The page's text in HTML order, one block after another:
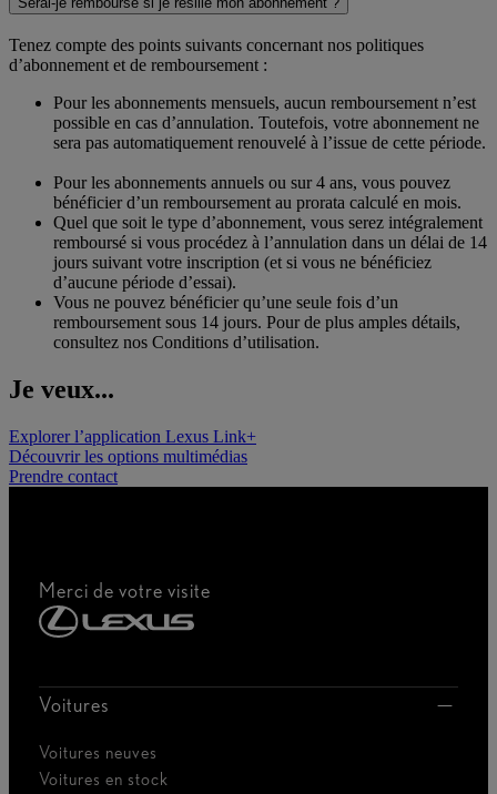
Tenez compte des points suivants concernant nos politiques
d’abonnement et de remboursement : ​
Pour les abonnements mensuels, aucun remboursement n’est
possible en cas d’annulation. Toutefois, votre abonnement ne
sera pas automatiquement renouvelé à l’issue de cette période.
Pour les abonnements annuels ou sur 4 ans, vous pouvez
bénéficier d’un remboursement au prorata calculé en mois. ​
Quel que soit le type d’abonnement, vous serez intégralement
remboursé si vous procédez à l’annulation dans un délai de 14
jours suivant votre inscription (et si vous ne bénéficiez
d’aucune période d’essai).
Vous ne pouvez bénéficier qu’une seule fois d’un
remboursement sous 14 jours. Pour de plus amples détails,
consultez nos Conditions d’utilisation.
Je veux...
Explorer l’application Lexus Link+
Découvrir les options multimédias
Prendre contact
Merci de votre visite
Voitures
Voitures neuves
Voitures en stock